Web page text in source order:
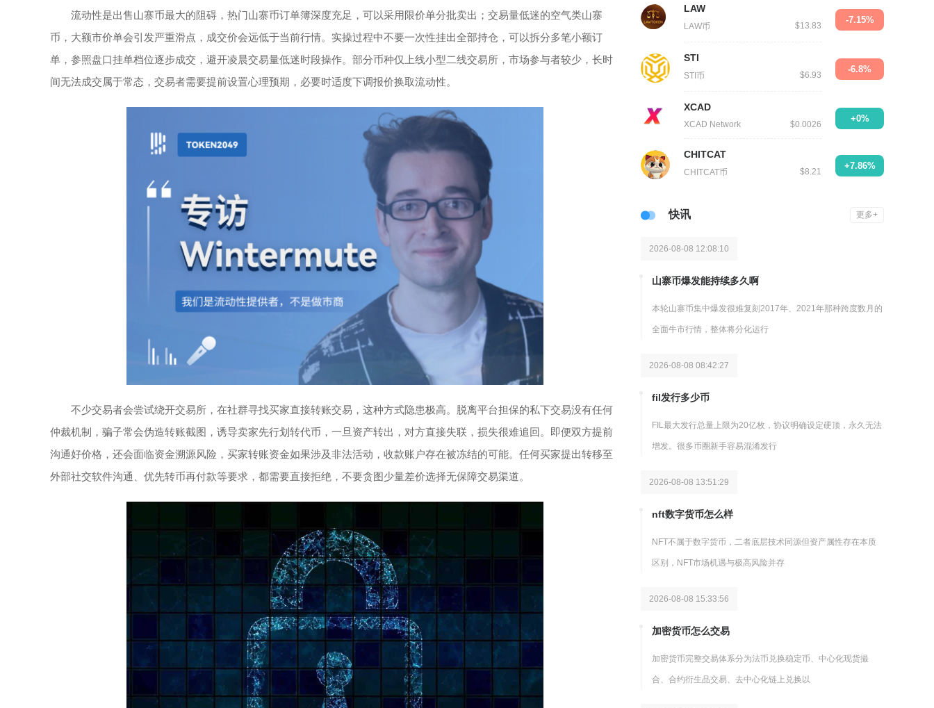
流动性是出售山寨币最大的阻碍，热门山寨币订单簿深度充足，可以采用限价单分批卖出；交易量低迷的空气类山寨
币，大额市价单会引发严重滑点，成交价会远低于当前行情。实操过程中不要一次性挂出全部持仓，可以拆分多笔小额订
单，参照盘口挂单档位逐步成交，避开凌晨交易量低迷时段操作。部分币种仅上线小型二线交易所，市场参与者较少，长时
间无法成交属于常态，交易者需要提前设置心理预期，必要时适度下调报价换取流动性。
不少交易者会尝试绕开交易所，在社群寻找买家直接转账交易，这种方式隐患极高。脱离平台担保的私下交易没有任何
仲裁机制，骗子常会伪造转账截图，诱导卖家先行划转代币，一旦资产转出，对方直接失联，损失很难追回。即便双方提前
沟通好价格，还会面临资金溯源风险，买家转账资金如果涉及非法活动，收款账户存在被冻结的可能。任何买家提出转移至
外部社交软件沟通、优先转币再付款等要求，都需要直接拒绝，不要贪图少量差价选择无保障交易渠道。
LAW
LAW币 $13.83
-7.15%
STI
STI币 $6.93
-6.8%
XCAD
XCAD Network $0.0026
+0%
CHITCAT
CHITCAT币 $8.21
+7.86%
快讯 更多+
2026-08-08 12:08:10
山寨币爆发能持续多久啊
本轮山寨币集中爆发很难复刻2017年、2021年那种跨度数月的
全面牛市行情，整体将分化运行
2026-08-08 08:42:27
fil发行多少币
FIL最大发行总量上限为20亿枚，协议明确设定硬顶，永久无法
增发。很多币圈新手容易混淆发行
2026-08-08 13:51:29
nft数字货币怎么样
NFT不属于数字货币，二者底层技术同源但资产属性存在本质
区别，NFT市场机遇与极高风险并存
2026-08-08 15:33:56
加密货币怎么交易
加密货币完整交易体系分为法币兑换稳定币、中心化现货撮
合、合约衍生品交易、去中心化链上兑换以